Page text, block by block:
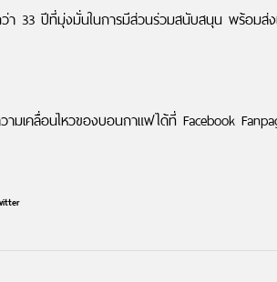
า 33 ปีที่มุ่งมั่นในการมีส่วนร่วมสนับสนุน พร้อมส่
มเคลื่อนไหวของบอนกาแฟได้ที่ Facebook